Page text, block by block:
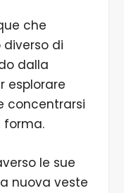
che
di
dalla
esplorare
concentrarsi
forma.
le sue
nuova veste